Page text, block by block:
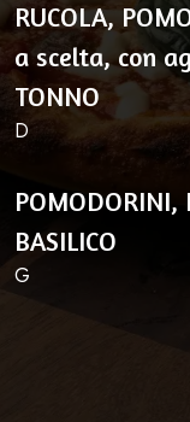
RUCOLA,
a scelta, con
TONNO
D
POMODORINI,
BASILICO
G